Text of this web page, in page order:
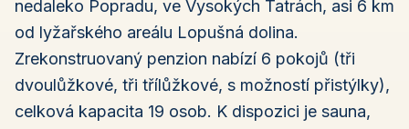
nedaleko Popradu, ve Vysokých Tatrách, asi 6 km
od lyžařského areálu Lopušná dolina.
Zrekonstruovaný penzion nabízí 6 pokojů (tři
dvoulůžkové, tři třílůžkové, s možností přistýlky),
celková kapacita 19 osob. K dispozici je sauna,